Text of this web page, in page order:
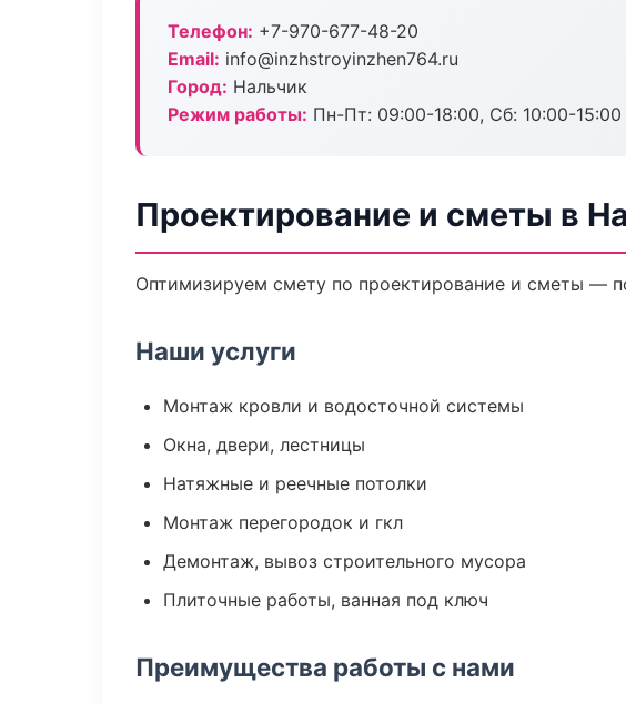
Телефон: +7-970-677-48-20
Email: info@inzhstroyinzhen764.ru
Город: Нальчик
Режим работы: Пн-Пт: 09:00-18:00, Сб: 10:00-15:00
Проектирование и сметы в
Оптимизируем смету по проектирование и сметы —
Наши услуги
Монтаж кровли и водосточной системы
Окна, двери, лестницы
Натяжные и реечные потолки
Монтаж перегородок и гкл
Демонтаж, вывоз строительного мусора
Плиточные работы, ванная под ключ
Преимущества работы с нами